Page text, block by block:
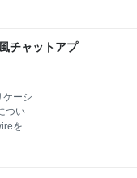
社で
いと言
かし、
を多
コシ
ことは
きれ
のメ
チャットアプ
ケーシ
つい
を使